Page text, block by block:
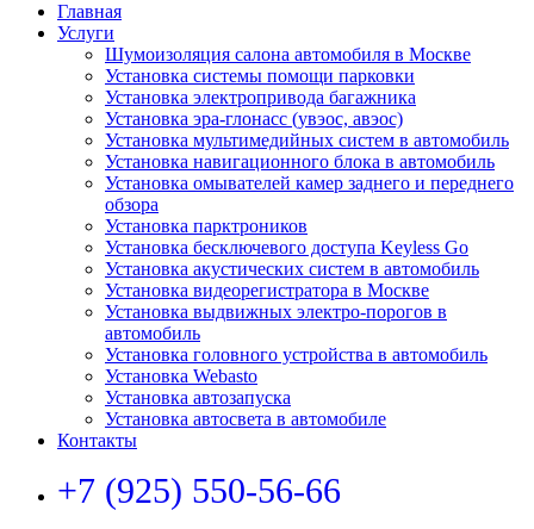
Главная
Услуги
Шумоизоляция салона автомобиля в Москве
Установка системы помощи парковки
Установка электропривода багажника
Установка эра-глонасс (увэос, авэос)
Установка мультимедийных систем в автомобиль
Установка навигационного блока в автомобиль
Установка омывателей камер заднего и переднего
обзора
Установка парктроников
Установка бесключевого доступа Keyless Go
Установка акустических систем в автомобиль
Установка видеорегистратора в Москве
Установка выдвижных электро-порогов в
автомобиль
Установка головного устройства в автомобиль
Установка Webasto
Установка автозапуска
Установка автосвета в автомобиле
Контакты
+7 (925) 550-56-66